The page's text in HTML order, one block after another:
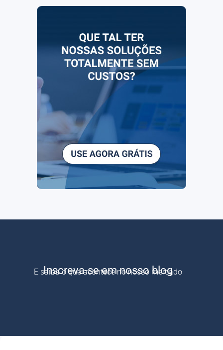
Inscreva-se em nosso blog
E saiba o que acontece no nosso mercado